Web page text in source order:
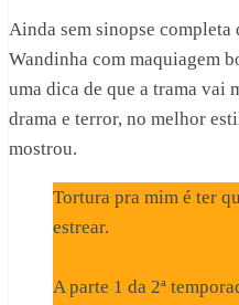
Ainda sem sinopse
Wandinha com maquiagem
uma dica de que a trama vai
drama e terror, no melhor
mostrou.
Tortura pra mim é ter
estrear.
A parte 1 da 2ª